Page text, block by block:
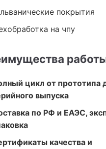
покрытия
на чпу
цикл от прототипа
выпуска
по РФ и ЕАЭС,
качества и